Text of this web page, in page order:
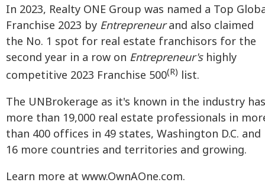
In 2023, Realty ONE Group was named a Top
Franchise 2023 by Entrepreneurand also claimed
the No. 1 spot for real estate franchisors for the
second year in a row on Entrepreneur's highly
competitive 2023 Franchise 500(R) list.
The UNBrokerage as it's known in the industry has
more than 19,000 real estate professionals in
than 400 offices in 49 states, Washington D.C. and
16 more countries and territories and growing.
Learn more at www.OwnAOne.com.